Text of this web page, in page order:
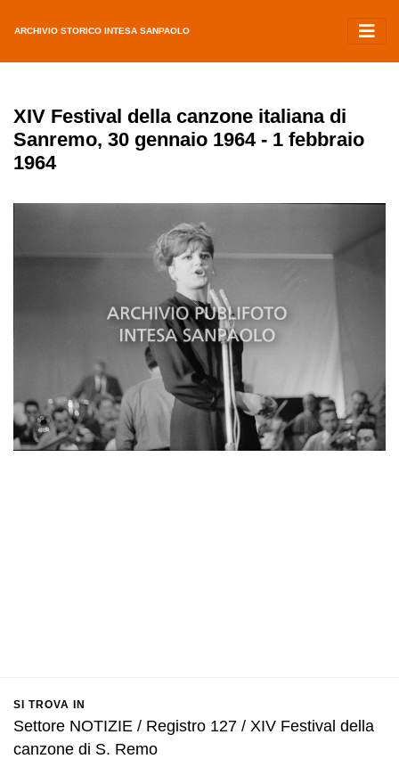
ARCHIVIO STORICO INTESA SANPAOLO
XIV Festival della canzone italiana di
Sanremo, 30 gennaio 1964 - 1 febbraio
1964
SI TROVA IN
Settore NOTIZIE / Registro 127 / XIV Festival della
canzone di S. Remo